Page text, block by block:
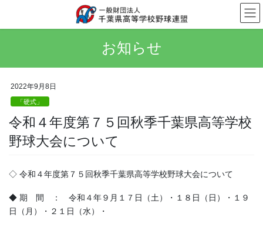
テ
へ
ゲ
ョ
お知らせ
2022年9月8日
「硬式」
令和４年度第７５回秋季千葉県高等学校
野球大会について
◇ 令和４年度第７５回秋季千葉県高等学校野球大会について
◆ 期 間 ： 令和４年９月１７日（土）・１８日（日）・１９
日（月）・２１日（水）・